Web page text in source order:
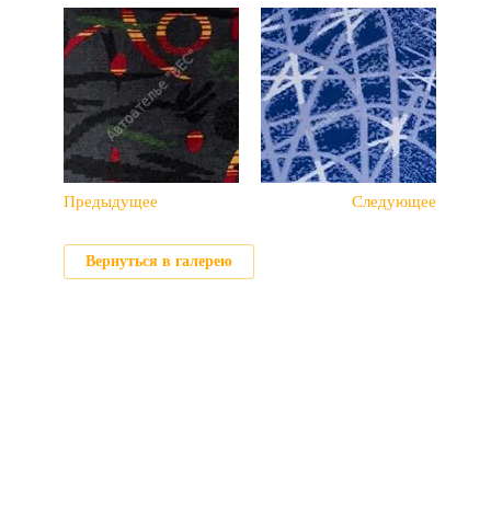
Предыдущее Следующее
Вернуться в галерею